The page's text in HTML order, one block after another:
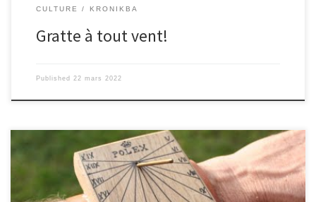
CULTURE KRONIKBA
Gratte à tout vent!
Published 22 mars 2022
Léa Perez, Camille Porte et Camille Vitrat (3ème) reçoivent